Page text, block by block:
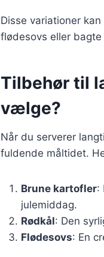
Disse variationer
flødesovs eller
Tilbehør til
vælge?
Når du serverer
fuldende måltidet.
Brune kartofler:
julemiddag.
Rødkål: Den
Flødesovs: En